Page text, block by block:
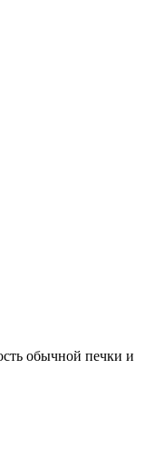
обычной печки и